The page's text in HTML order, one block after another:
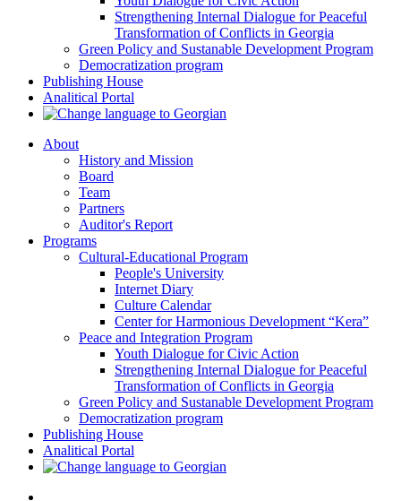
Strengthening Internal Dialogue for Peaceful
Transformation of Conflicts in Georgia
Green Policy and Sustanable Development Program
Democratization program
Publishing House
Analitical Portal
About
History and Mission
Board
Team
Partners
Auditor's Report
Programs
Cultural-Educational Program
People's University
Internet Diary
Culture Calendar
Center for Harmonious Development “Kera”
Peace and Integration Program
Youth Dialogue for Civic Action
Strengthening Internal Dialogue for Peaceful
Transformation of Conflicts in Georgia
Green Policy and Sustanable Development Program
Democratization program
Publishing House
Analitical Portal